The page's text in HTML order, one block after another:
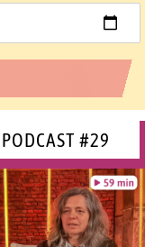
#29